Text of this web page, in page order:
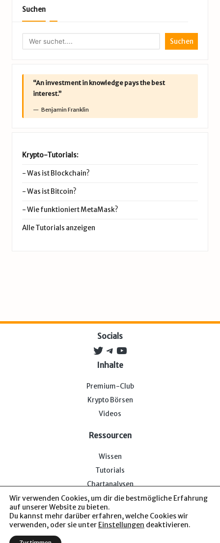
Suchen
Suchen
“An investment in knowledge pays the best
interest.”
Benjamin Franklin
Krypto-Tutorials:
-Was ist Blockchain?
-Was ist Bitcoin?
-Wie funktioniert MetaMask?
Alle Tutorials anzeigen
Socials
Twitter
Telegram
YouTube
Inhalte
Premium-Club
Krypto Börsen
Videos
Ressourcen
Wissen
Tutorials
Chartanalysen
Wir verwenden Cookies, um dir die bestmögliche Erfahrung
auf unserer Website zu bieten.
Du kannst mehr darüber erfahren, welche Cookies wir
verwenden, oder sie unter Einstellungen deaktivieren.